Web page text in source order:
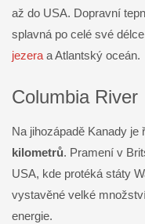
až do USA. Dopravní
splavná po celé své
jezera a Atlantský oceán.
Columbia River
Na jihozápadě Kanady je
kilometrů. Pramení v
USA, kde protéká státy
vystavěné velké
energie.